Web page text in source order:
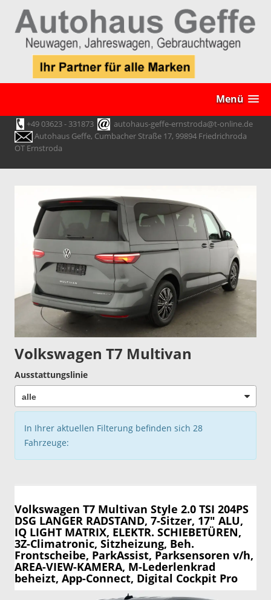
Menü
+49 03623 - 331873
autohaus-geffe-ernstroda@t-online.de
Autohaus Geffe, Cumbacher Straße 17, 99894 Friedrichroda
OT Ernstroda
Volkswagen T7 Multivan
Ausstattungslinie
In Ihrer aktuellen Filterung befinden sich 28
Fahrzeuge:
Volkswagen T7 Multivan Style 2.0 TSI 204PS
DSG LANGER RADSTAND, 7-Sitzer, 17" ALU,
IQ LIGHT MATRIX, ELEKTR. SCHIEBETÜREN,
3Z-Climatronic, Sitzheizung, Beh.
Frontscheibe, ParkAssist, Parksensoren v/h,
AREA-VIEW-KAMERA, M-Lederlenkrad
beheizt, App-Connect, Digital Cockpit Pro